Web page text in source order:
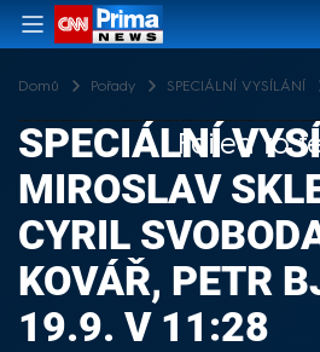
Domů Pořady SPECIÁLNÍ VYSÍLÁNÍ
Failed to
SPECIÁLNÍ
MIROSLAV
CYRIL
KOVÁŘ, PETR
19.9. V 11:28